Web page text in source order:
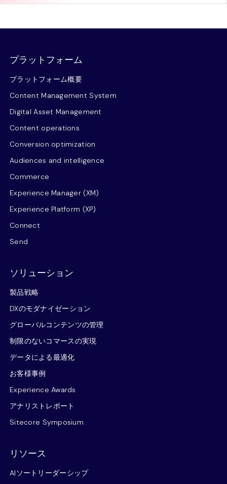
プラットフォーム
プラットフォーム概要
Content Management System
Digital Asset Management
Content operations
Conversion optimization
Audiences and intelligence
Commerce
Experience Manager (XM)
Experience Platform (XP)
Connect
Send
ソリューション
製品戦略
DXのモダナイゼーション
グローバルコンテンツの管理
制限のないコマースの実現
データによる最適化
お客様事例
Experience Awards
アナリストレポート
Sitecore Symposium
リソース
AIソートリーダーシップ